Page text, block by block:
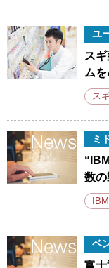
ユ
ス
ム
ス
ミ
数
IBM
ベ
富